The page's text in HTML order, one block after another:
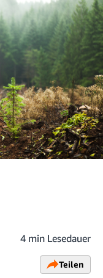
4 min Lesedauer
Teilen